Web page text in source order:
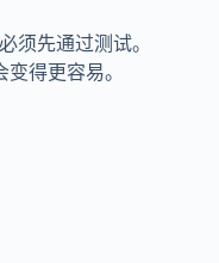
须先通过测试。
得更容易。